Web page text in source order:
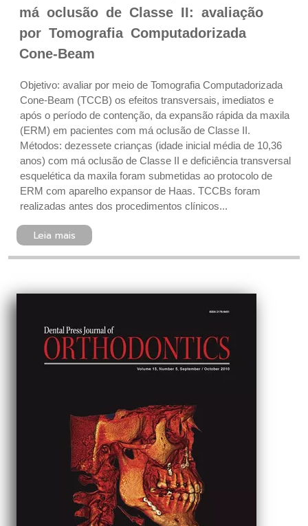
má oclusão de Classe II: avaliação
por Tomografia Computadorizada
Cone-Beam
Objetivo: avaliar por meio de Tomografia Computadorizada
Cone-Beam (TCCB) os efeitos transversais, imediatos e
após o período de contenção, da expansão rápida da maxila
(ERM) em pacientes com má oclusão de Classe II.
Métodos: dezessete crianças (idade inicial média de 10,36
anos) com má oclusão de Classe II e deficiência transversal
esquelética da maxila foram submetidas ao protocolo de
ERM com aparelho expansor de Haas. TCCBs foram
realizadas antes dos procedimentos clínicos...
Leia mais